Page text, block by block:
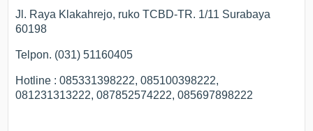
Jl. Raya Klakahrejo, ruko TCBD-TR. 1/11 Surabaya
60198
Telpon. (031) 51160405
Hotline : 085331398222, 085100398222,
081231313222, 087852574222, 085697898222